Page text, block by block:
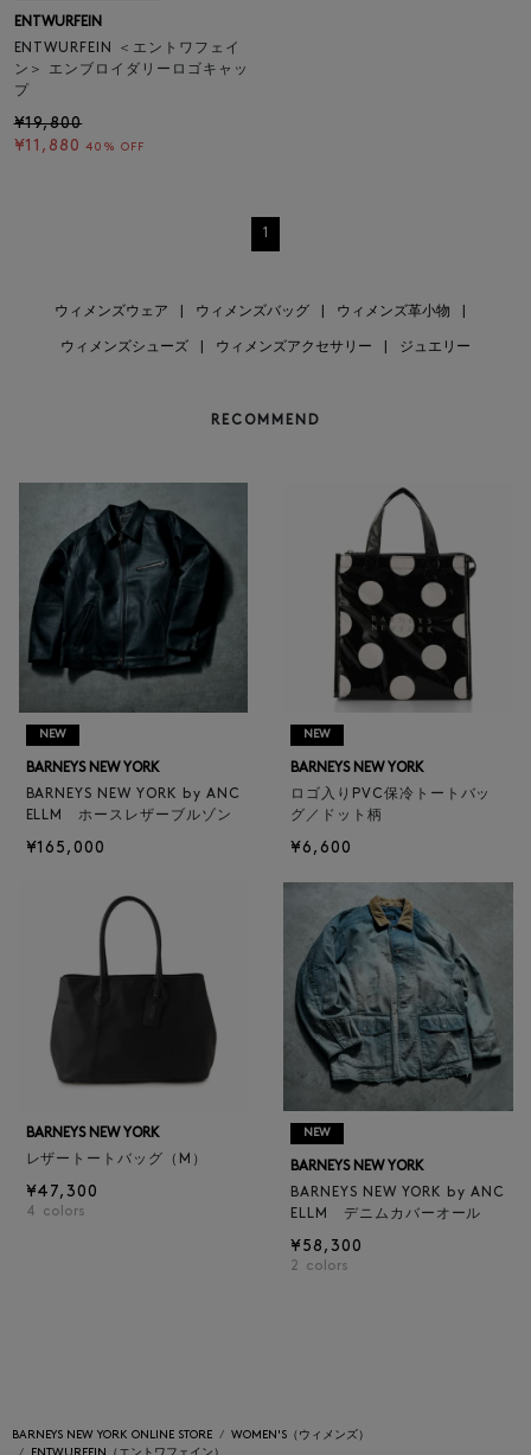
ENTWURFEIN
ENTWURFEIN ＜エントワフェイ
ン＞ エンブロイダリーロゴキャッ
プ
¥19,800
¥11,880 40% OFF
1
ウィメンズウェア ウィメンズバッグ ウィメンズ革小物
ウィメンズシューズ ウィメンズアクセサリー ジュエリー
RECOMMEND
NEW
BARNEYS NEW YORK
BARNEYS NEW YORK by ANC
ELLM ホースレザーブルゾン
¥165,000
NEW
BARNEYS NEW YORK
ロゴ入りPVC保冷トートバッ
グ／ドット柄
¥6,600
BARNEYS NEW YORK
レザートートバッグ（M）
¥47,300
4 colors
NEW
BARNEYS NEW YORK
BARNEYS NEW YORK by ANC
ELLM デニムカバーオール
¥58,300
2 colors
BARNEYS NEW YORK ONLINE STORE
WOMEN'S（ウィメンズ）